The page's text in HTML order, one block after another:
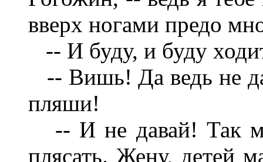
вверх ногами предо
-- И буду, и буду
-- Вишь! Да ведь не
пляши!
-- И не давай! Так
плясать. Жену, детей